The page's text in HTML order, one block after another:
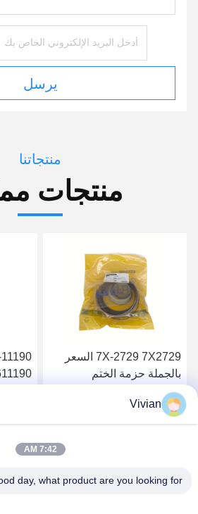
يرسل
منتجاتنا
منتجات
7X-2729 7X2729 السعر
بالجملة حزمة الختم
الهيدروليكية 826B
احصل على أفضل سعر
2
Vivian
7:42 AM
day, what product are you looking for?